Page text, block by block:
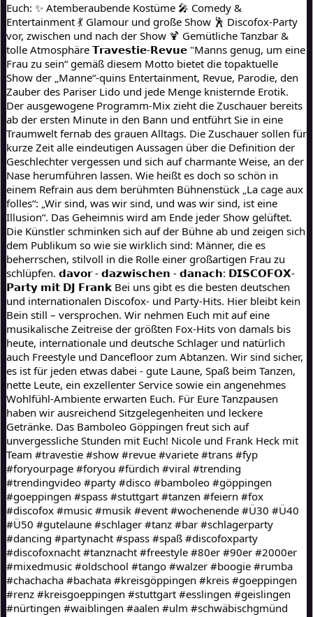
Euch: ✨ Atemberaubende Kostüme 🎤 Comedy &
Entertainment 💃 Glamour und große Show 🕺 Discofox-Party
vor, zwischen und nach der Show 🍹 Gemütliche Tanzbar &
tolle Atmosphäre 𝗧𝗿𝗮𝘃𝗲𝘀𝘁𝗶𝗲-𝗥𝗲𝘃𝘂𝗲 "Manns genug, um eine
Frau zu sein“ gemäß diesem Motto bietet die topaktuelle
Show der „Manne“-quins Entertainment, Revue, Parodie, den
Zauber des Pariser Lido und jede Menge knisternde Erotik.
Der ausgewogene Programm-Mix zieht die Zuschauer bereits
ab der ersten Minute in den Bann und entführt Sie in eine
Traumwelt fernab des grauen Alltags. Die Zuschauer sollen für
kurze Zeit alle eindeutigen Aussagen über die Definition der
Geschlechter vergessen und sich auf charmante Weise, an der
Nase herumführen lassen. Wie heißt es doch so schön in
einem Refrain aus dem berühmten Bühnenstück „La cage aux
folles“: „Wir sind, was wir sind, und was wir sind, ist eine
Illusion“. Das Geheimnis wird am Ende jeder Show gelüftet.
Die Künstler schminken sich auf der Bühne ab und zeigen sich
dem Publikum so wie sie wirklich sind: Männer, die es
beherrschen, stilvoll in die Rolle einer großartigen Frau zu
schlüpfen. 𝗱𝗮𝘃𝗼𝗿 - 𝗱𝗮𝘇𝘄𝗶𝘀𝗰𝗵𝗲𝗻 - 𝗱𝗮𝗻𝗮𝗰𝗵: 𝗗𝗜𝗦𝗖𝗢𝗙𝗢𝗫-
𝗣𝗮𝗿𝘁𝘆 𝗺𝗶𝘁 𝗗𝗝 𝗙𝗿𝗮𝗻𝗸 Bei uns gibt es die besten deutschen
und internationalen Discofox- und Party-Hits. Hier bleibt kein
Bein still – versprochen. Wir nehmen Euch mit auf eine
musikalische Zeitreise der größten Fox-Hits von damals bis
heute, internationale und deutsche Schlager und natürlich
auch Freestyle und Dancefloor zum Abtanzen. Wir sind sicher,
es ist für jeden etwas dabei - gute Laune, Spaß beim Tanzen,
nette Leute, ein exzellenter Service sowie ein angenehmes
Wohlfühl-Ambiente erwarten Euch. Für Eure Tanzpausen
haben wir ausreichend Sitzgelegenheiten und leckere
Getränke. Das Bamboleo Göppingen freut sich auf
unvergessliche Stunden mit Euch! Nicole und Frank Heck mit
Team #travestie #show #revue #variete #trans #fyp
#foryourpage #foryou #fürdich #viral #trending
#trendingvideo #party #disco #bamboleo #göppingen
#goeppingen #spass #stuttgart #tanzen #feiern #fox
#discofox #music #musik #event #wochenende #Ü30 #Ü40
#Ü50 #gutelaune #schlager #tanz #bar #schlagerparty
#dancing #partynacht #spass #spaß #discofoxparty
#discofoxnacht #tanznacht #freestyle #80er #90er #2000er
#mixedmusic #oldschool #tango #walzer #boogie #rumba
#chachacha #bachata #kreisgöppingen #kreis #goeppingen
#renz #kreisgoeppingen #stuttgart #esslingen #geislingen
#nürtingen #waiblingen #aalen #ulm #schwäbischgmünd